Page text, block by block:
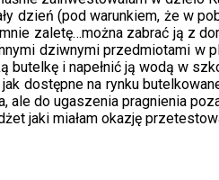
dzień (pod warunkiem, że w
zaletę…można zabrać ją z
dziwnymi przedmiotami
i napełnić ją wodą w
dostępne na rynku
do ugaszenia pragnienia
jaki miałam okazję